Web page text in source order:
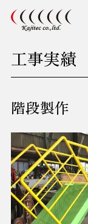
工事実績
階段製作